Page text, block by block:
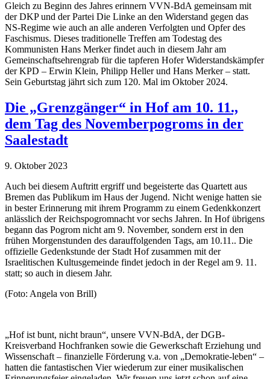
Gleich zu Beginn des Jahres erinnern VVN-BdA gemeinsam mit
der DKP und der Partei Die Linke an den Widerstand gegen das
NS-Regime wie auch an alle anderen Verfolgten und Opfer des
Faschismus. Dieses traditionelle Treffen am Todestag des
Kommunisten Hans Merker findet auch in diesem Jahr am
Gemeinschaftsehrengrab für die tapferen Hofer Widerstandskämpfer
der KPD – Erwin Klein, Philipp Heller und Hans Merker – statt.
Sein Geburtstag jährt sich zum 120. Mal im Oktober 2024.
Die „Grenzgänger“ in Hof am 10. 11.,
dem Tag des Novemberpogroms in der
Saalestadt
9. Oktober 2023
Auch bei diesem Auftritt ergriff und begeisterte das Quartett aus
Bremen das Publikum im Haus der Jugend. Nicht wenige hatten sie
in bester Erinnerung mit ihrem Programm zu einem Gedenkkonzert
anlässlich der Reichspogromnacht vor sechs Jahren. In Hof übrigens
begann das Pogrom nicht am 9. November, sondern erst in den
frühen Morgenstunden des darauffolgenden Tags, am 10.11.. Die
offizielle Gedenkstunde der Stadt Hof zusammen mit der
Israelitischen Kultusgemeinde findet jedoch in der Regel am 9. 11.
statt; so auch in diesem Jahr.
(Foto: Angela von Brill)
„Hof ist bunt, nicht braun“, unsere VVN-BdA, der DGB-
Kreisverband Hochfranken sowie die Gewerkschaft Erziehung und
Wissenschaft – finanzielle Förderung v.a. von „Demokratie-leben“ –
hatten die fantastischen Vier wiederum zur einer musikalischen